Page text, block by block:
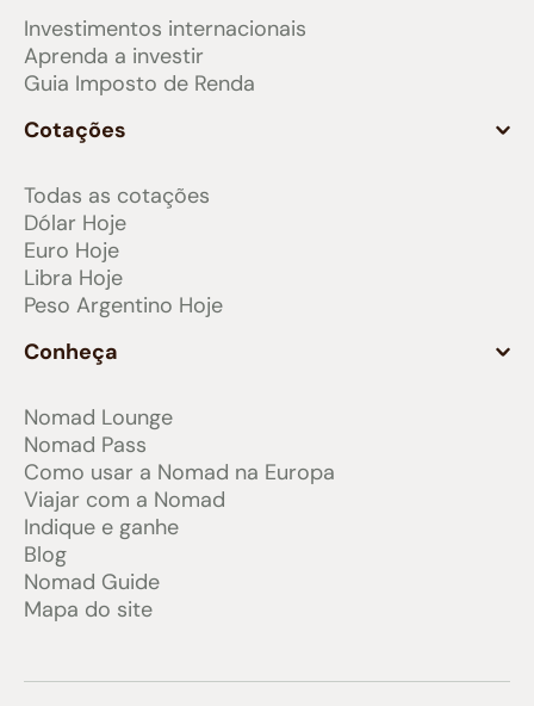
Investimentos internacionais
Aprenda a investir
Guia Imposto de Renda
Cotações
Todas as cotações
Dólar Hoje
Euro Hoje
Libra Hoje
Peso Argentino Hoje
Conheça
Nomad Lounge
Nomad Pass
Como usar a Nomad na Europa
Viajar com a Nomad
Indique e ganhe
Blog
Nomad Guide
Mapa do site